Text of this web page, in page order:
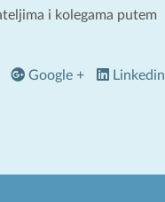
i kolegama putem
Google + Linkedin